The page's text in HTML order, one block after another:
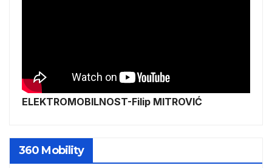
ELEKTROMOBILNOST-Filip MITROVIĆ
360 Mobility